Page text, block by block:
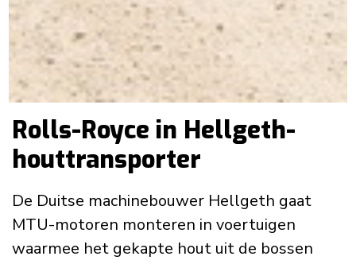
Rolls-Royce in Hellgeth-
houttransporter
De Duitse machinebouwer Hellgeth gaat
MTU-motoren monteren in voertuigen
waarmee het gekapte hout uit de bossen